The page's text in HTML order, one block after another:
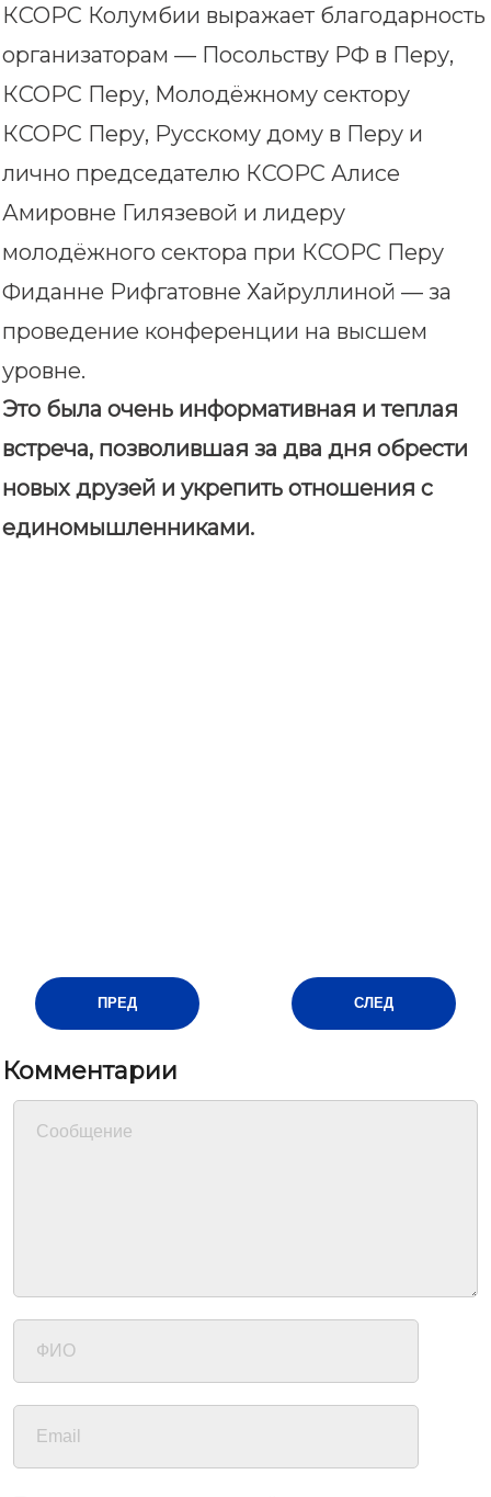
КСОРС Колумбии выражает благодарность
организаторам — Посольству РФ в Перу,
КСОРС Перу, Молодёжному сектору
КСОРС Перу, Русскому дому в Перу и
лично председателю КСОРС Алисе
Амировне Гилязевой и лидеру
молодёжного сектора при КСОРС Перу
Фиданне Рифгатовне Хайруллиной — за
проведение конференции на высшем
уровне.
Это была очень информативная и теплая
встреча, позволившая за два дня обрести
новых друзей и укрепить отношения с
единомышленниками.
ПРЕД СЛЕД
Комментарии